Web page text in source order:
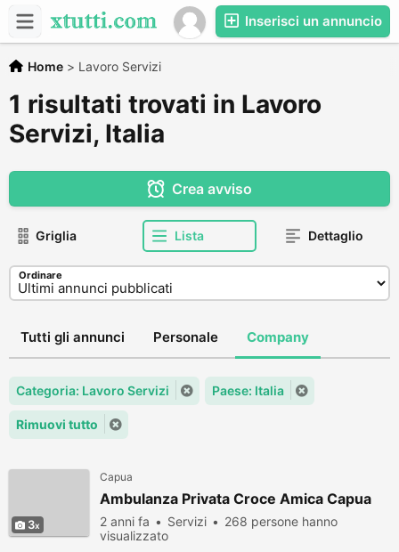
Inserisci un annuncio
Home > Lavoro Servizi
1 risultati trovati in Lavoro
Servizi, Italia
Crea avviso
Griglia Lista Dettaglio
Ordinare
Tutti gli annunci Personale Company
Categoria: Lavoro Servizi Paese: Italia
Rimuovi tutto
3
Capua
Ambulanza Privata Croce Amica Capua
2 anni fa Servizi
268 persone hanno
visualizzato